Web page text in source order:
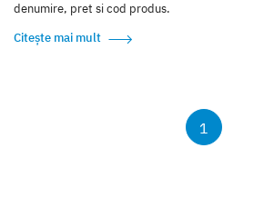
denumire, pret si cod produs.
Citește mai mult
1